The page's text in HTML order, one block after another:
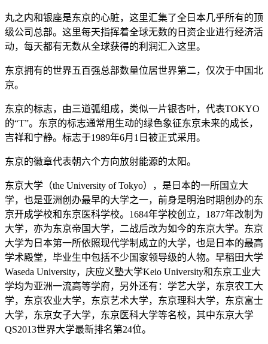
丸之内和银座是东京的心脏，这里汇集了全日本几乎所有的顶
级公司总部。这里每天指挥着全球无数的日资企业进行经济活
动，每天都有无数从全球获得的利润汇入这里。
东京拥有的世界五百强总部数量位居世界第二，仅次于中国北
京。
东京的标志，由三道弧组成，类似一片银杏叶，代表TOKYO
的“T”。东京的标志通常用生动的绿色象征东京未来的成长，
吉祥和宁静。标志于1989年6月1日被正式采用。
东京的徽章代表朝六个方向放射能源的太阳。
东京大学（the University of Tokyo），是日本的一所国立大
学，也是亚洲创办最早的大学之一，前身是明治时期创办的东
京开成学校和东京医科学校。1684年学校创立，1877年改制为
大学，亦为东京帝国大学，二战后改为如今的东京大学。东京
大学为日本第一所依照现代学制成立的大学，也是日本的最高
学术殿堂，毕业生中包括不少国家领导级的人物。早稻田大学
Waseda University，庆应义塾大学Keio University和东京工业大
学均为亚洲一流高等学府，另外还有：学艺大学，东京农工大
学，东京农业大学，东京艺术大学，东京理科大学，东京富士
大学，东京女子大学，东京医科大学等名校，其中东京大学
QS2013世界大学最新排名第24位。